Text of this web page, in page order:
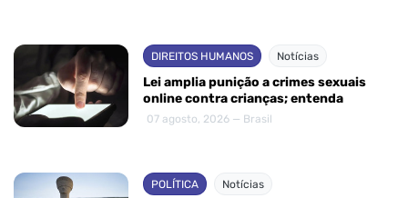
DIREITOS HUMANOS Notícias
Lei amplia punição a crimes sexuais
online contra crianças; entenda
07 agosto, 2026 — Brasil
POLÍTICA Notícias